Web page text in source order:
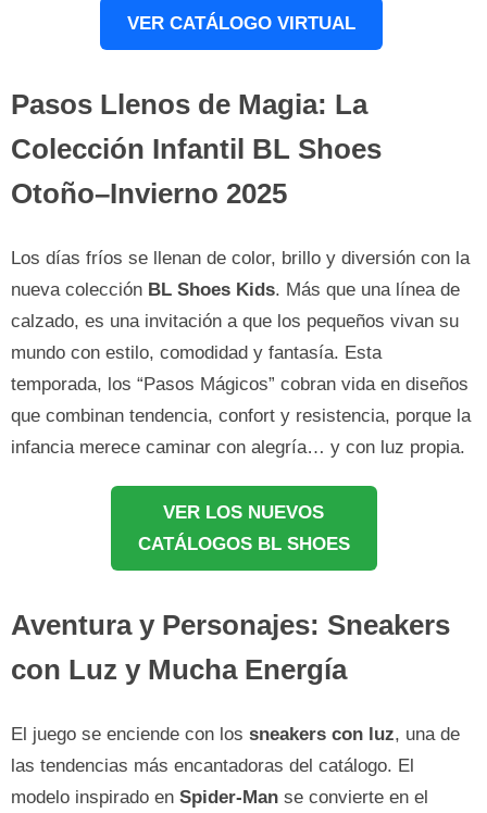
VER CATÁLOGO VIRTUAL
Pasos Llenos de Magia: La
Colección Infantil BL Shoes
Otoño–Invierno 2025
Los días fríos se llenan de color, brillo y diversión con la
nueva colección BL Shoes Kids. Más que una línea de
calzado, es una invitación a que los pequeños vivan su
mundo con estilo, comodidad y fantasía. Esta
temporada, los “Pasos Mágicos” cobran vida en diseños
que combinan tendencia, confort y resistencia, porque la
infancia merece caminar con alegría… y con luz propia.
VER LOS NUEVOS
CATÁLOGOS BL SHOES
Aventura y Personajes: Sneakers
con Luz y Mucha Energía
El juego se enciende con los sneakers con luz, una de
las tendencias más encantadoras del catálogo. El
modelo inspirado en Spider-Man se convierte en el